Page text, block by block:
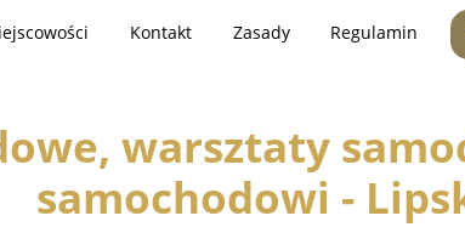
Kontakt Zasady Regulamin
warsztaty
samochodowi -